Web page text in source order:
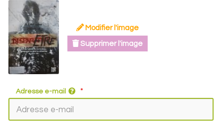
Modifier l'image
Supprimer l'image
Adresse e-mail